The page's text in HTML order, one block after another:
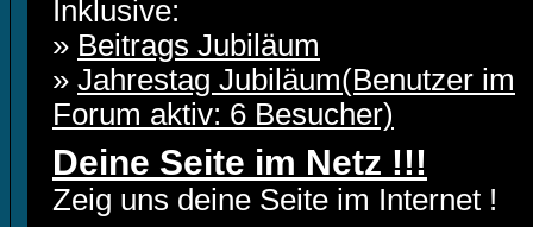
Inklusive:
» Beitrags Jubiläum
» Jahrestag Jubiläum(Benutzer im
Forum aktiv: 6 Besucher)
Deine Seite im Netz !!!
Zeig uns deine Seite im Internet !